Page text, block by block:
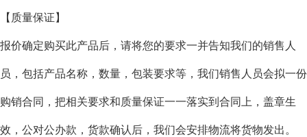
【质量保证】
报价确定购买此产品后，请将您的要求一并告知我们的销售人
员，包括产品名称，数量，包装要求等，我们销售人员会拟一份
购销合同，把相关要求和质量保证一一落实到合同上，盖章生
效，公对公办款，货款确认后，我们会安排物流将货物发出。